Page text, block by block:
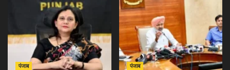
पंजाब पंजाब